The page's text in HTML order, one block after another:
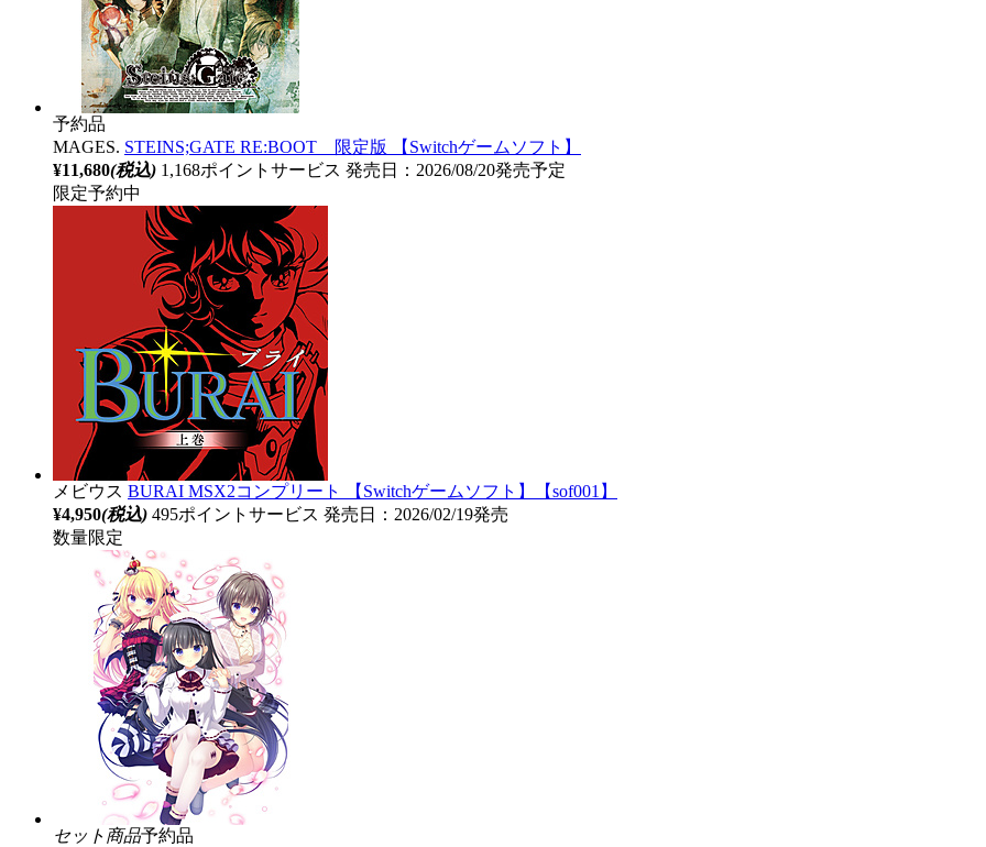
予約品
MAGES. STEINS;GATE RE:BOOT 限定版 【Switchゲームソフト】
¥11,680(税込) 1,168ポイントサービス 発売日：2026/08/20発売予定
限定予約中
メビウス BURAI MSX2コンプリート 【Switchゲームソフト】【sof001】
¥4,950(税込) 495ポイントサービス 発売日：2026/02/19発売
数量限定
セット商品予約品